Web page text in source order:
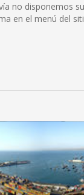
no disponemos
en el menú del